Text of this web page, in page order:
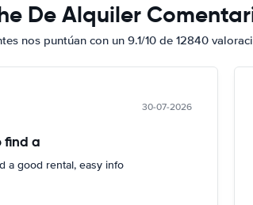
De Alquiler
nos puntúan con un 9.1/10 de 12840
30-07-2026
find a
a good rental, easy info